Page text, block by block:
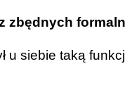
zbędnych
u siebie taką